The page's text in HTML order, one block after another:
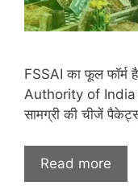
FSSAI का फूल
Authority of India
सामग्री की चीजें
Read more